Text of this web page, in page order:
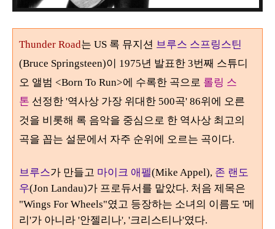
Thunder Road는 US 록 뮤지션 브루스 스프링스틴
(Bruce Springsteen)이 1975년 발표한 3번째 스튜디
오 앨범 <Born To Run>에 수록한 곡으로 롤링 스
톤 선정한 '역사상 가장 위대한 500곡' 86위에 오른
것을 비롯해 록 음악을 중심으로 한 역사상 최고의
곡을 꼽는 설문에서 자주 순위에 오르는 곡이다.
브루스가 만들고 마이크 애펠(Mike Appel), 존 랜도
우(Jon Landau)가 프로듀서를 맡았다. 처음 제목은
"Wings For Wheels"였고 등장하는 소녀의 이름도 '메
리'가 아니라 '안젤리나', '크리스티나'였다.